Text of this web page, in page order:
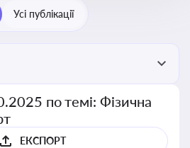
захисту та ефективної
у цій галузі
Усі публікації
по темі: Фізична
ЕКСПОРТ